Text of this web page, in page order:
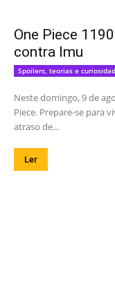
One Piece
contra Imu
Spoilers, teorias e
Neste domingo, 9 de
Piece. Prepare-se para
atraso de...
Ler